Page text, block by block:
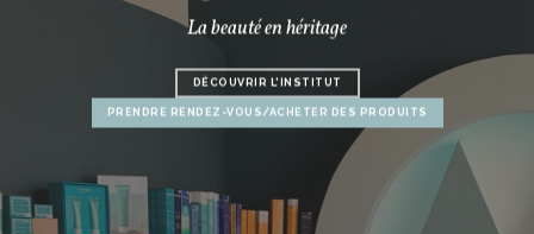
La beauté en héritage
DÉCOUVRIR L'INSTITUT
PRENDRE RENDEZ-VOUS/ACHETER DES PRODUITS